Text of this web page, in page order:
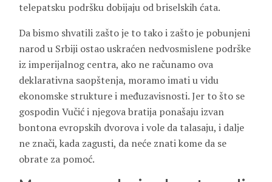
telepatsku podršku dobijaju od briselskih ćata.
Da bismo shvatili zašto je to tako i zašto je pobunjeni
narod u Srbiji ostao uskraćen nedvosmislene podrške
iz imperijalnog centra, ako ne računamo ova
deklarativna saopštenja, moramo imati u vidu
ekonomske strukture i međuzavisnosti. Jer to što se
gospodin Vučić i njegova bratija ponašaju izvan
bontona evropskih dvorova i vole da talasaju, i dalje
ne znači, kada zagusti, da neće znati kome da se
obrate za pomoć.